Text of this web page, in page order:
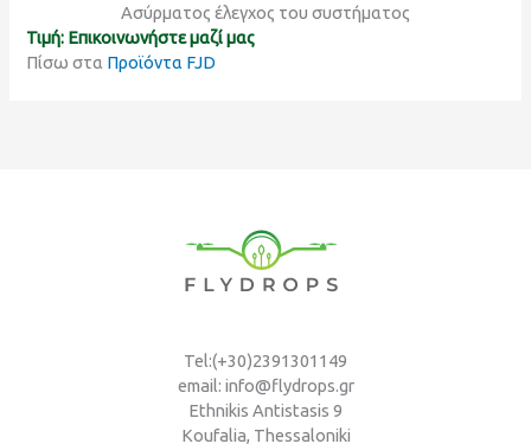
Ασύρματος έλεγχος του συστήματος
Τιμή: Επικοινωνήστε μαζί μας
Πίσω στα Προϊόντα FJD
Tel:(+30)2391301149
email: info@flydrops.gr
Ethnikis Antistasis 9
Koufalia, Thessaloniki